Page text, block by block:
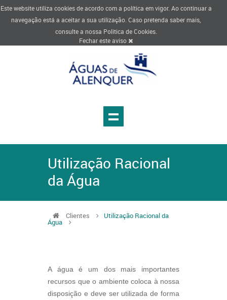
Este website utiliza cookies de acordo com a política em vigor. Ao continuar a
navegação está a aceitar a sua utilização. Caso pretenda saber mais,
consulte a nossa Politica de Cookies.
Fechar este aviso
Utilização Racional
da Água
Clientes Utilização Racional da
Água
A água é um dos mais importantes
recursos que o ambiente coloca à nossa
disposição e deve ser utilizada de forma